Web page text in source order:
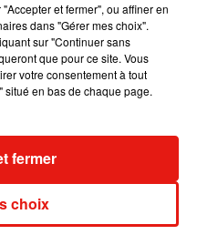
Latin Mafia dévoilent enfin
créée en...
Mafia et Lykke Li
Is So Sad »
et fermer", ou affiner en
dans "Gérer mes choix".
sur "Continuer sans
que pour ce site. Vous
votre consentement à tout
en bas de chaque page.
choix
fermer